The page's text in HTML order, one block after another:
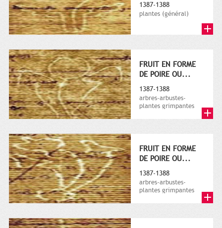
1387-1388
plantes (général)
FRUIT EN FORME
DE POIRE OU...
1387-1388
arbres-arbustes-
plantes grimpantes
FRUIT EN FORME
DE POIRE OU...
1387-1388
arbres-arbustes-
plantes grimpantes